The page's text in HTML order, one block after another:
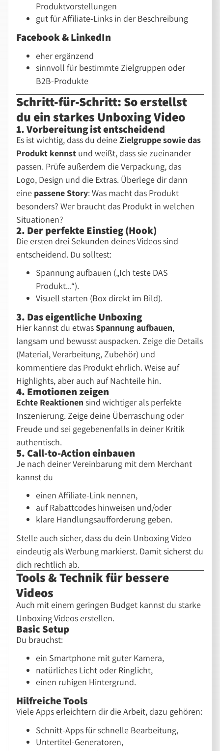
Produktvorstellungen
gut für Affiliate-Links in der Beschreibung
Facebook & LinkedIn
eher ergänzend
sinnvoll für bestimmte Zielgruppen oder
B2B-Produkte
Schritt-für-Schritt: So erstellst
du ein starkes Unboxing Video
1. Vorbereitung ist entscheidend
Es ist wichtig, dass du deineZielgruppe sowie das
Produkt kennst und weißt, dass sie zueinander
passen. Prüfe außerdem die Verpackung, das
Logo, Design und die Extras. Überlege dir dann
eine passene Story: Was macht das Produkt
besonders? Wer braucht das Produkt in welchen
Situationen?
2. Der perfekte Einstieg (Hook)
Die ersten drei Sekunden deines Videos sind
entscheidend. Du solltest:
Spannung aufbauen ( Ich teste DAS
Produkt... ).
Visuell starten (Box direkt im Bild).
3. Das eigentliche Unboxing
Hier kannst du etwasSpannung aufbauen,
langsam und bewusst auspacken. Zeige die Details
(Material, Verarbeitung, Zubehör) und
kommentiere das Produkt ehrlich. Weise auf
Highlights, aber auch auf Nachteile hin.
4. Emotionen zeigen
Echte Reaktionen sind wichtiger als perfekte
Inszenierung. Zeige deine Überraschung oder
Freude und sei gegebenenfalls in deiner Kritik
authentisch.
5. Call-to-Action einbauen
Je nach deiner Vereinbarung mit dem Merchant
kannst du
einen Affiliate-Link nennen,
auf Rabattcodes hinweisen und/oder
klare Handlungsaufforderung geben.
Stelle auch sicher, dass du dein Unboxing Video
eindeutig als Werbung markierst. Damit sicherst du
dich rechtlich ab.
Tools & Technik für bessere
Videos
Auch mit einem geringen Budget kannst du starke
Unboxing Videos erstellen.
Basic Setup
Du brauchst:
ein Smartphone mit guter Kamera,
natürliches Licht oder Ringlicht,
einen ruhigen Hintergrund.
Hilfreiche Tools
Viele Apps erleichtern dir die Arbeit, dazu gehören:
Schnitt-Apps für schnelle Bearbeitung,
Untertitel-Generatoren,